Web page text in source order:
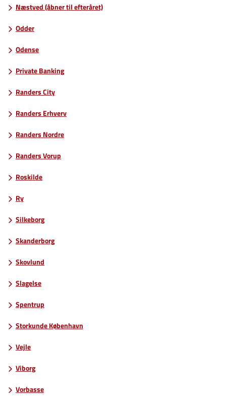
Næstved (åbner til efteråret)
Odder
Odense
Private Banking
Randers City
Randers Erhverv
Randers Nordre
Randers Vorup
Roskilde
Ry
Silkeborg
Skanderborg
Skovlund
Slagelse
Spentrup
Storkunde København
Vejle
Viborg
Vorbasse